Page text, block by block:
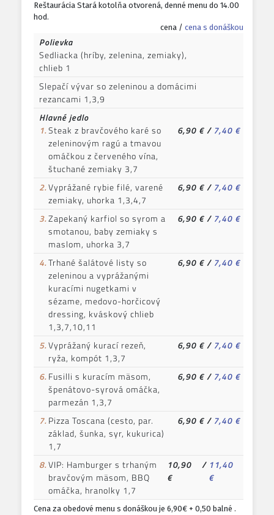
Reštaurácia Stará kotolňa otvorená, denné menu do 14.00
hod.
cena / cena s donáškou
Polievka
Sedliacka (hríby, zelenina, zemiaky),
chlieb 1
Slepačí vývar so zeleninou a domácimi
rezancami 1,3,9
Hlavné jedlo
1.Steak z bravčového karé so
zeleninovým ragú a tmavou
omáčkou z červeného vína,
štuchané zemiaky 3,7
6,90 €/ 7,40 €
2.Vyprážané rybie filé, varené
zemiaky, uhorka 1,3,4,7
6,90 €/ 7,40 €
3.Zapekaný karfiol so syrom a
smotanou, baby zemiaky s
maslom, uhorka 3,7
6,90 €/ 7,40 €
4.Trhané šalátové listy so
zeleninou a vyprážanými
kuracími nugetkami v
sézame, medovo-horčicový
dressing, kváskový chlieb
1,3,7,10,11
6,90 €/ 7,40 €
5.Vyprážaný kurací rezeň,
ryža, kompót 1,3,7
6,90 €/ 7,40 €
6. Fusilli s kuracím mäsom,
špenátovo-syrová omáčka,
parmezán 1,3,7
6,90 €/ 7,40 €
7. Pizza Toscana (cesto, par.
základ, šunka, syr, kukurica)
1,7
6,90 €/ 7,40 €
8.VIP: Hamburger s trhaným
bravčovým mäsom, BBQ
omáčka, hranolky 1,7
10,90
€
/ 11,40
€
Cena za obedové menu s donáškou je 6,90€ + 0,50 balné .